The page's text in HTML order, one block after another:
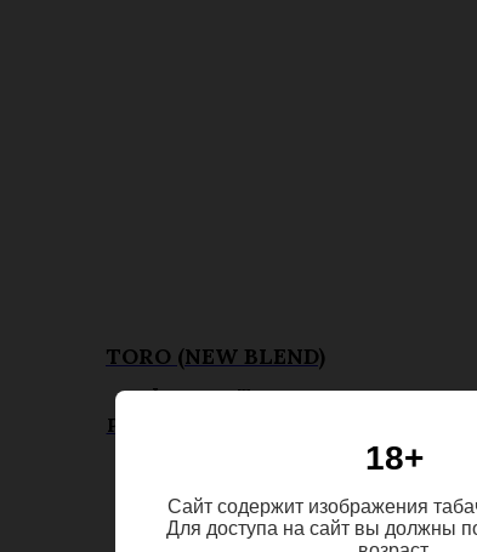
TORO (NEW BLEND)
Формат:Toro
Размер:
18+
Сайт содержит изображения
Для доступа на сайт вы должны